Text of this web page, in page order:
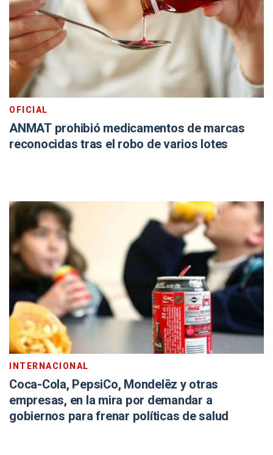
OFICIAL
ANMAT prohibió medicamentos de marcas
reconocidas tras el robo de varios lotes
INTERNACIONAL
Coca-Cola, PepsiCo, Mondelēz y otras
empresas, en la mira por demandar a
gobiernos para frenar políticas de salud